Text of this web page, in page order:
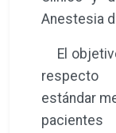
Anestesia
El
respecto
estándar